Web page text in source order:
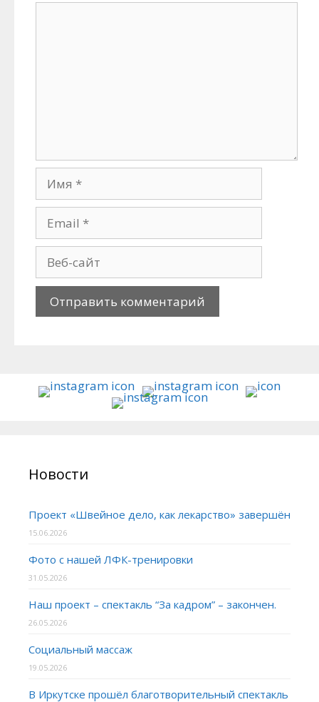
Новости
Проект «Швейное дело, как лекарство» завершён
15.06.2026
Фото с нашей ЛФК-тренировки
31.05.2026
Наш проект – спектакль “За кадром” – закончен.
26.05.2026
Социальный массаж
19.05.2026
В Иркутске прошёл благотворительный спектакль